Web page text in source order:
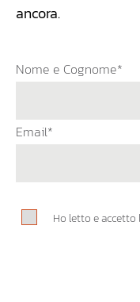
ancora.
Nome e Cognome*
Email*
Ho letto e